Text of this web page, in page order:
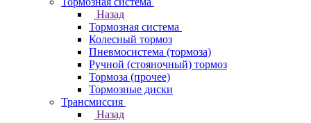
Назад
Тормозная система
Колесный тормоз
Пневмосиcтема (тормоза)
Ручной (стояночный) тормоз
Тормоза (прочее)
Тормозные диски
Трансмиссия
Назад